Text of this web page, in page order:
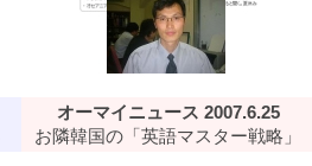
オーマイニュース 2007.6.25
お隣韓国の「英語マスター戦略」